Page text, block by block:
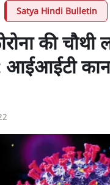
Satya Hindi Bulletin
की चौथी